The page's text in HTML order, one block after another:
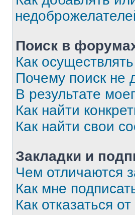
Поиск в
Как
Почему поиск не
В результате
Как найти
Как найти свои
Закладки и
Чем отличаются
Как мне
Как отказаться